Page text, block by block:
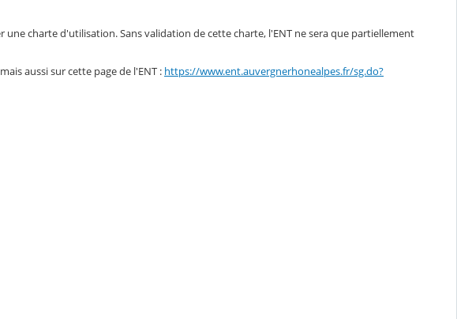
une charte d'utilisation. Sans validation de cette charte, l'ENT ne sera que partiellement
aussi sur cette page de l'ENT : https://www.ent.auvergnerhonealpes.fr/sg.do?